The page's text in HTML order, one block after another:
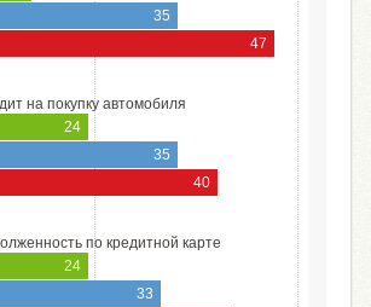
35
47
на покупку автомобиля
24
35
40
по кредитной карте
24
33